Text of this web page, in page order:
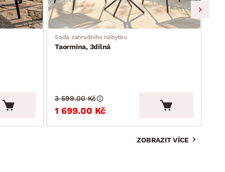
Sada zahradního nábytku
Taormina, 3dílná
1 699.00 Kč
3 599.00 Kč
ZOBRAZIT VÍCE